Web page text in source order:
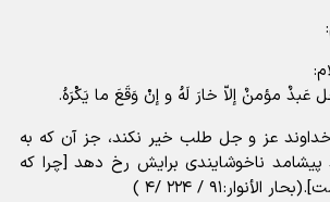
عَبدٌ مؤمنٌ إلاّ خارَ لَهُ و إنْ وَقَعَ ما یَکْرَهُ.
عز و جل طلب خیر نکند، جز آن که به
ناخوشایندی برایش رخ دهد [چرا که
الأنوار:۹۱ / ۲۲۴ /۴ )